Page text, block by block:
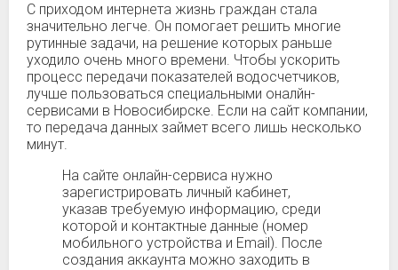
С приходом интернета жизнь граждан стала
значительно легче. Он помогает решить многие
рутинные задачи, на решение которых раньше
уходило очень много времени. Чтобы ускорить
процесс передачи показателей водосчетчиков,
лучше пользоваться специальными оналйн-
сервисами в Новосибирске. Если на сайт компании,
то передача данных займет всего лишь несколько
минут.
На сайте онлайн-сервиса нужно
зарегистрировать личный кабинет,
указав требуемую информацию, среди
которой и контактные данные (номер
мобильного устройства и Email). После
создания аккаунта можно заходить в